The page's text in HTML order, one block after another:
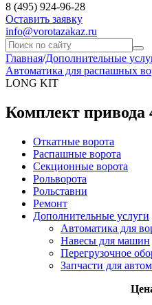
8 (495) 924-96-28
Оставить заявку
info@vorotazakaz.ru
Главная/Дополнительные
Автоматика для распашных
LONG KIT
Комплект
Откатные ворота
Распашные ворота
Секционные ворота
Рольворота
Рольставни
Ремонт
Дополнительные услуги
Автоматика для
Навесы для машин
Перегрузочное
Запчасти для